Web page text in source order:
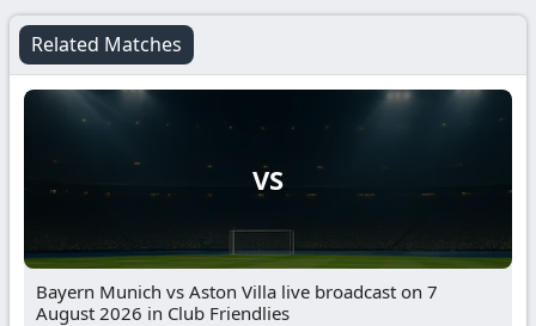
Related Matches
VS
Bayern Munich vs Aston Villa live broadcast on 7
August 2026 in Club Friendlies